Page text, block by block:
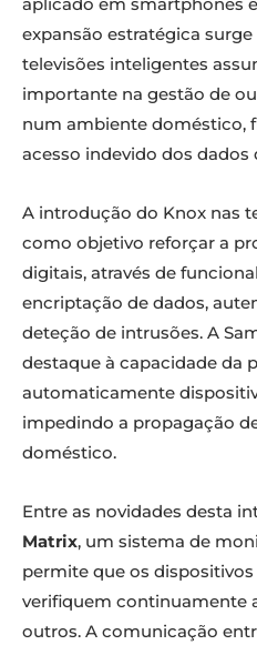
expansão estratégica
televisões inteligentes
importante na gestão de
num ambiente doméstico,
acesso indevido dos dados
A introdução do Knox nas
como objetivo reforçar a
digitais, através de
encriptação de dados,
deteção de intrusões. A
destaque à capacidade da
automaticamente
impedindo a propagação
doméstico.
Entre as novidades desta
Matrix, um sistema de
permite que os
verifiquem continuamente
outros. A comunicação